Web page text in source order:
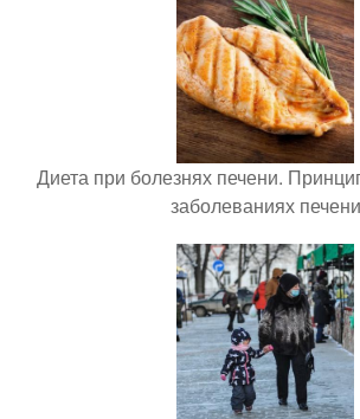
Диета при болезнях печени.
заболеваниях печени